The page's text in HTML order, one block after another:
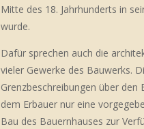
Mitte des 18. Jahrhunderts in
wurde.
Dafür sprechen auch die
vieler Gewerke des Bauwerks.
Grenzbeschreibungen über
dem Erbauer nur eine
Bau des Bauernhauses zur